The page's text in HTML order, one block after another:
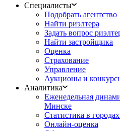
Специалисты
Подобрать агентство
Найти риэлтера
Задать вопрос
Найти застройщика
Оценка
Страхование
Управление
Аукционы и
Аналитика
Еженедельная
Минске
Статистика в
Онлайн-оценка